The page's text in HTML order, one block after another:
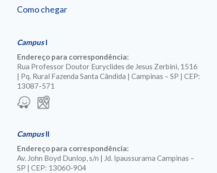
Como chegar
CampusI
Endereço para correspondência:
Rua Professor Doutor Euryclides de Jesus Zerbini, 1516
| Pq. Rural Fazenda Santa Cândida | Campinas – SP | CEP:
13087-571
CampusII
Endereço para correspondência:
Av. John Boyd Dunlop, s/n | Jd. Ipaussurama Campinas –
SP | CEP: 13060-904